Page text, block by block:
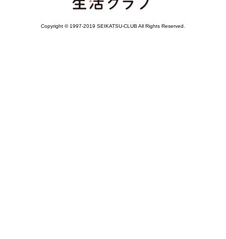
Copyright © 1997-2019 SEIKATSU-CLUB All Rights Reserved.